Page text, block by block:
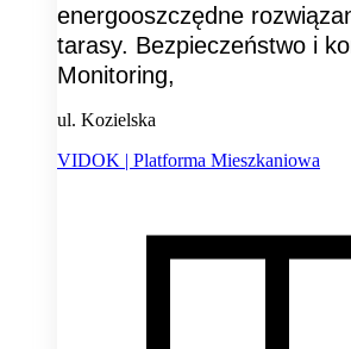
energooszczędne
tarasy. Bezpieczeństwo i
Monitoring,
ul. Kozielska
VIDOK | Platforma Mieszkaniowa